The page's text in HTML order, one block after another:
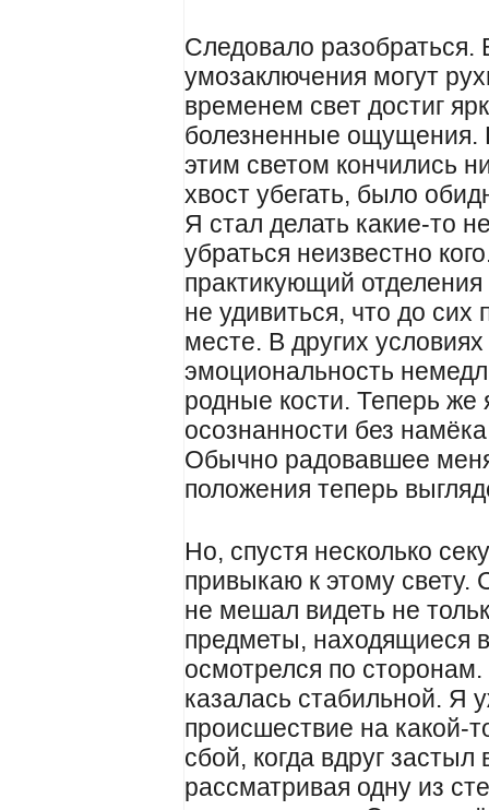
Следовало
умозаключения могут
временем свет достиг
болезненные ощущения.
этим светом кончились
хвост убегать, было
Я стал делать какие-то
убраться неизвестно
практикующий
не удивиться, что до
месте. В других
эмоциональность
родные кости. Теперь же
осознанности без
Обычно радовавшее
положения теперь
Но, спустя несколько
привыкаю к этому свету.
не мешал видеть не
предметы, находящиеся
осмотрелся по
казалась стабильной. Я
происшествие на какой-
сбой, когда вдруг
рассматривая одну из